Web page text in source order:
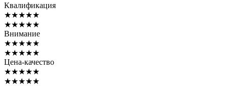
Квалификация
★★★★★
★★★★★
Внимание
★★★★★
★★★★★
Цена-качество
★★★★★
★★★★★